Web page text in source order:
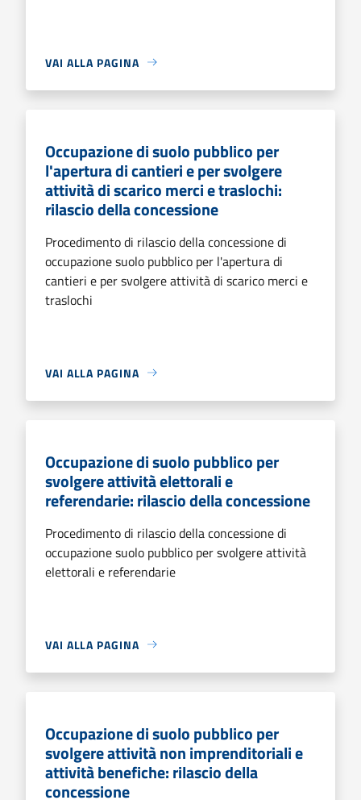
VAI ALLA PAGINA
Occupazione di suolo pubblico per
l'apertura di cantieri e per svolgere
attività di scarico merci e traslochi:
rilascio della concessione
Procedimento di rilascio della concessione di
occupazione suolo pubblico per l'apertura di
cantieri e per svolgere attività di scarico merci e
traslochi
VAI ALLA PAGINA
Occupazione di suolo pubblico per
svolgere attività elettorali e
referendarie: rilascio della concessione
Procedimento di rilascio della concessione di
occupazione suolo pubblico per svolgere attività
elettorali e referendarie
VAI ALLA PAGINA
Occupazione di suolo pubblico per
svolgere attività non imprenditoriali e
attività benefiche: rilascio della
concessione